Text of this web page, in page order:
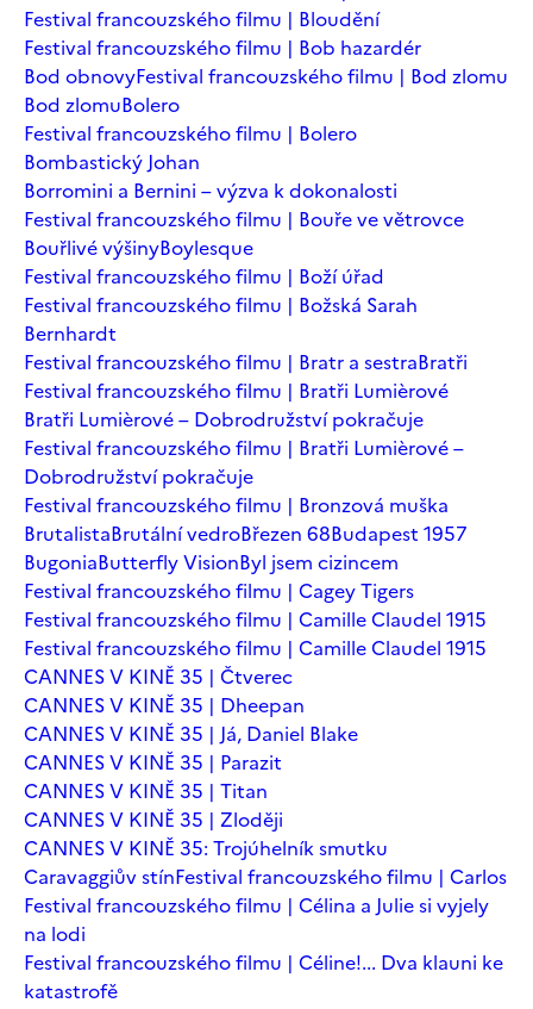
Festival francouzského filmu | Bloudění
Festival francouzského filmu | Bob hazardér
Bod obnovyFestival francouzského filmu | Bod zlomu
Bod zlomuBolero
Festival francouzského filmu | Bolero
Bombastický Johan
Borromini a Bernini – výzva k dokonalosti
Festival francouzského filmu | Bouře ve větrovce
Bouřlivé výšinyBoylesque
Festival francouzského filmu | Boží úřad
Festival francouzského filmu | Božská Sarah
Bernhardt
Festival francouzského filmu | Bratr a sestraBratři
Festival francouzského filmu | Bratři Lumièrové
Bratři Lumièrové – Dobrodružství pokračuje
Festival francouzského filmu | Bratři Lumièrové –
Dobrodružství pokračuje
Festival francouzského filmu | Bronzová muška
BrutalistaBrutální vedroBřezen 68Budapest 1957
BugoniaButterfly VisionByl jsem cizincem
Festival francouzského filmu | Cagey Tigers
Festival francouzského filmu | Camille Claudel 1915
Festival francouzského filmu | Camille Claudel 1915
CANNES V KINĚ 35 | Čtverec
CANNES V KINĚ 35 | Dheepan
CANNES V KINĚ 35 | Já, Daniel Blake
CANNES V KINĚ 35 | Parazit
CANNES V KINĚ 35 | Titan
CANNES V KINĚ 35 | Zloději
CANNES V KINĚ 35: Trojúhelník smutku
Caravaggiův stínFestival francouzského filmu | Carlos
Festival francouzského filmu | Célina a Julie si vyjely
na lodi
Festival francouzského filmu | Céline!... Dva klauni ke
katastrofě